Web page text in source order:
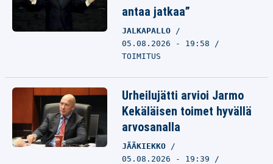
antaa jatkaa”
JALKAPALLO
05.08.2026 - 19:58
TOIMITUS
Urheilujätti arvioi Jarmo
Kekäläisen toimet hyvällä
arvosanalla
JÄÄKIEKKO
05.08.2026 - 19:39